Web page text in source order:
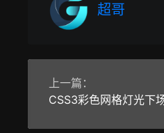
超哥
上一篇：
CSS3彩色网格灯光下